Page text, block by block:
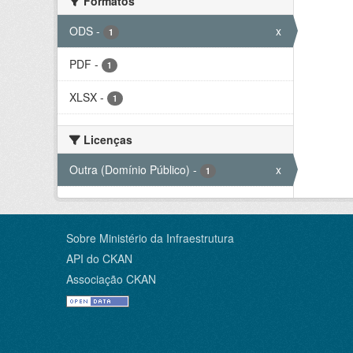
ODS - 1 x
PDF - 1
XLSX - 1
Licenças
Outra (Domínio Público) - 1 x
Sobre Ministério da Infraestrutura
API do CKAN
Associação CKAN